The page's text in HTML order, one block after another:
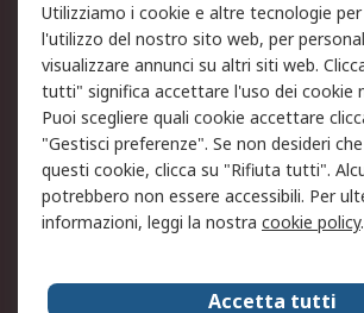
Informativa Cookie
Email Security
Termini
Condizioni di vendita
servizio
Etica e responsabilità
Chi Siamo
Chi Siamo
Utilizziamo i cookie e altre tecnologie per
l'utilizzo del nostro sito web, per
visualizzare annunci su altri siti web.
tutti" significa accettare l'uso dei cookie
Puoi scegliere quali cookie accettare
"Gestisci preferenze". Se non desideri
questi cookie, clicca su "Rifiuta tutti".
potrebbero non essere accessibili. Per
informazioni, leggi la nostra cookie policy.
Accetta tutti